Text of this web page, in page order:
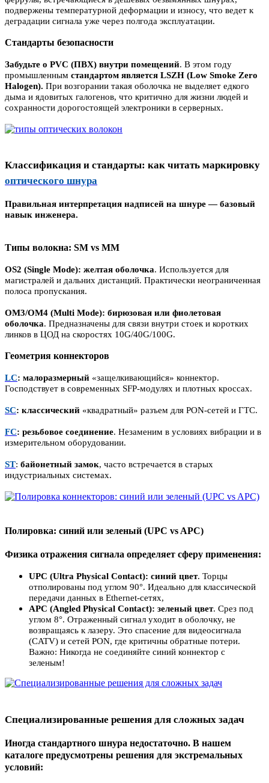
подвержены температурной деформации и износу, что ведет к
деградации сигнала уже через полгода эксплуатации.
Стандарты безопасности
Забудьте о PVC (ПВХ) внутри помещений. В этом году
промышленным стандартом является LSZH (Low Smoke Zero
Halogen). При возгорании такая оболочка не выделяет едкого
дыма и ядовитых галогенов, что критично для жизни людей и
сохранности дорогостоящей электроники в серверных.
Классификация и стандарты: как читать маркировку
оптического шнура
Правильная интерпретация надписей на шнуре — базовый
навык инженера.
Типы волокна: SM vs MM
OS2 (Single Mode): желтая оболочка. Используется для
магистралей и дальних дистанций. Практически неограниченная
полоса пропускания.
OM3/OM4 (Multi Mode): бирюзовая или фиолетовая
оболочка. Предназначены для связи внутри стоек и коротких
линков в ЦОД на скоростях 10G/40G/100G.
Геометрия коннекторов
LC: малоразмерный «защелкивающийся» коннектор.
Господствует в современных SFP-модулях и плотных кроссах.
SC: классический «квадратный» разъем для PON-сетей и ГТС.
FC: резьбовое соединение. Незаменим в условиях вибрации и в
измерительном оборудовании.
ST: байонетный замок, часто встречается в старых
индустриальных системах.
Полировка: синий или зеленый (UPC vs APC)
Физика отражения сигнала определяет сферу применения:
UPC (Ultra Physical Contact): синий цвет. Торцы
отполированы под углом 90°. Идеально для классической
передачи данных в Ethernet-сетях,
APC (Angled Physical Contact): зеленый цвет. Срез под
углом 8°. Отраженный сигнал уходит в оболочку, не
возвращаясь к лазеру. Это спасение для видеосигнала
(CATV) и сетей PON, где критичны обратные потери.
Важно: Никогда не соединяйте синий коннектор с
зеленым!
Специализированные решения для сложных задач
Иногда стандартного шнура недостаточно. В нашем
каталоге предусмотрены решения для экстремальных
условий: